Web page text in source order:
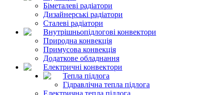
Біметалеві радіатори
Дизайнерські радіатори
Сталеві радіатори
Внутрішньопідлогові конвектори
Природна конвекція
Примусова конвекція
Додаткове обладнання
Електричні конвектори
Тепла підлога
Гідравлічна тепла підлога
Електрична тепла підлога